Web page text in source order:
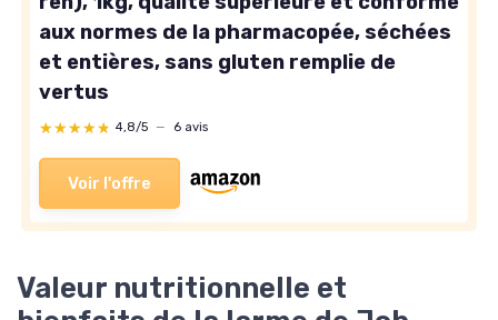
aux normes de la pharmacopée, séchées
et entières, sans gluten remplie de
vertus
★★★★★
★★★★★ 4,8/5 — 6 avis
Voir l'offre
Valeur nutritionnelle et